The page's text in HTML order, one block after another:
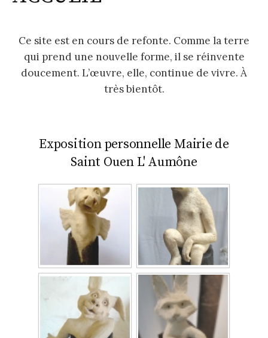
Ce site est en cours de refonte. Comme la terre
qui prend une nouvelle forme, il se réinvente
doucement. L’œuvre, elle, continue de vivre. À
très bientôt.
Exposition personnelle Mairie de
Saint Ouen L' Aumône